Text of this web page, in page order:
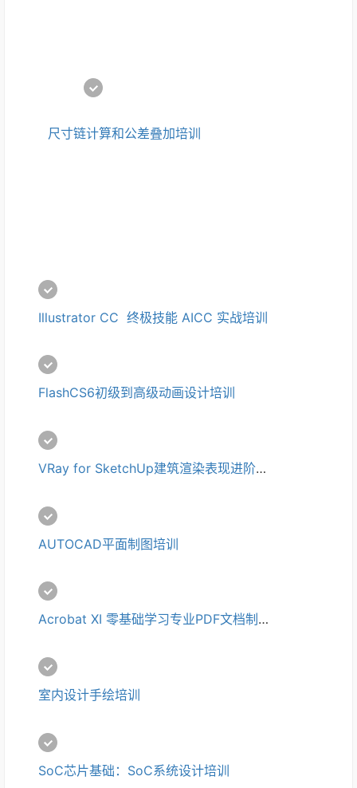
尺寸链计算和公差叠加培训
Illustrator CC  终极技能 AICC 实战培训
FlashCS6初级到高级动画设计培训
VRay for SketchUp建筑渲染表现进阶培训
AUTOCAD平面制图培训
Acrobat XI 零基础学习专业PDF文档制作培训
室内设计手绘培训
SoC芯片基础：SoC系统设计培训